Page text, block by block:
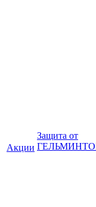
Акции
Защита от